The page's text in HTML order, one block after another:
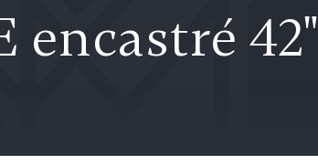
encastré 42"